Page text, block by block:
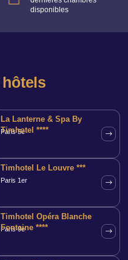
disponibles
hôtels
La Lanterne & Spa By
Timhotel ****
Paris 5e
Timhotel Le Louvre ***
Paris 1er
Timhotel Opéra Blanche
Fontaine ****
Paris 9e